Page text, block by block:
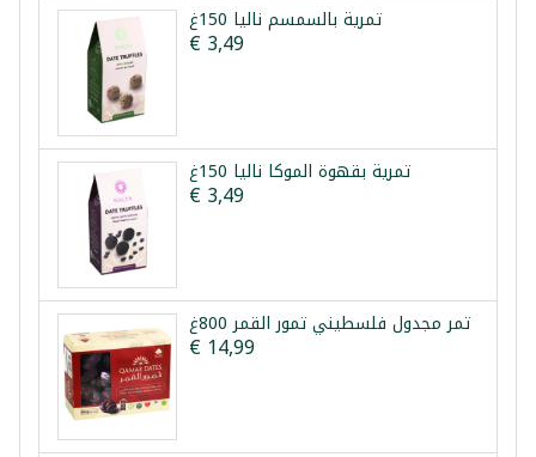
تمرية بالسمسم نالیا 150غ
€ 3,49
تمرية بقهوة الموكا نالیا 150غ
€ 3,49
تمر مجدول فلسطيني تمور القمر 800غ
€ 14,99